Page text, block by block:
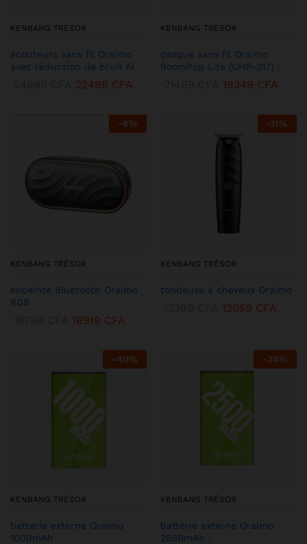
KENBANG TRÉSOR
écouteurs sans fil Oraimo
avec réduction de bruit AI
22499 CFA
KENBANG TRÉSOR
casque sans fil Oraimo
BoomPop Lite (OHP-317) :
19349 CFA
-8%
KENBANG TRÉSOR
enceinte Bluetooth Oraimo
RGB
16919 CFA
-11%
KENBANG TRÉSOR
tondeuse à cheveux Oraimo
12059 CFA
-40%
KENBANG TRÉSOR
batterie externe Oraimo
1000mAh
-34%
KENBANG TRÉSOR
batterie externe Oraimo
2500mAh :